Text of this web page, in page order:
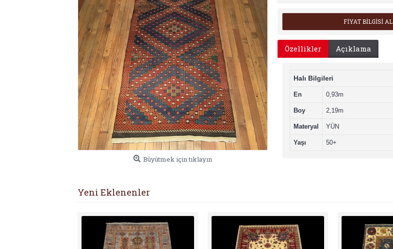
Büyütmek için tıklayın
FİYAT BİLGİSİ AL
Özellikler Açıklama
Halı Bilgileri
En 0,93m
Boy 2,19m
Materyal YÜN
Yaşı 50+
Yeni Eklenenler